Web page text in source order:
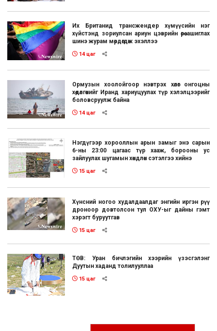
Их Британид трансжендер хүмүүсийн нэг
хүйстэнд зориулсан ариун цэврийн өрөө ашиглах
шинэ журам мөрдөгдөж эхэллээ
14 цаг
Ормузын хоолойгоор нэвтрэх хөлөг онгоцны
хөдөлгөөнийг Иранд хариуцуулах түр хэлэлцээрийг
боловсруулж байна
14 цаг
Нэгдүгээр хорооллын арын замыг энэ сарын
6-ны 23:00 цагаас түр хааж, борооны ус
зайлуулах шугамын хөндлөн сэтэлгээ хийнэ
15 цаг
Хүнсний ногоо худалдаалдаг энгийн иргэн рүү
дроноор довтолсон тул ОХУ-ыг дайны гэмт
хэрэгт буруутгав
15 цаг
ТӨВ: Уран бичлэгийн хээрийн үзэсгэлэнг
Дуутын хаданд толилууллаа
15 цаг